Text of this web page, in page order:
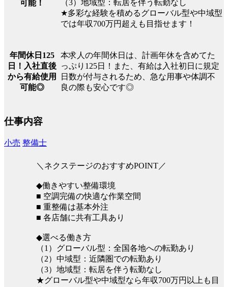
可能！
（3）地域型：転居を伴う転勤なし
★多彩な経験を積めるグローバル型や中域型
では年収700万円超えも目指せます！
年間休日125
日！入社直後
から有給使用
可能◎
本求人の年間休日は、計画年休を含めてた
っぷり125日！また、有給は入社初日に規定
日数が付与されるため、急な用事や体調不
良の際も安心です◎
仕事内容
小売 整備士
＼ネクステージのおすすめPOINT／
◆働きやすい整備環境
■ 空調完備の快適な作業空間
■ 重整備は基本外注
■ 各店舗に共有工具あり
◆選べる働き方
（1）グローバル型：全国各地への転勤あり
（2）中域型：近隣圏での転勤あり
（3）地域型：転居を伴う転勤なし
★グローバル型や中域型なら年収700万円以上も目